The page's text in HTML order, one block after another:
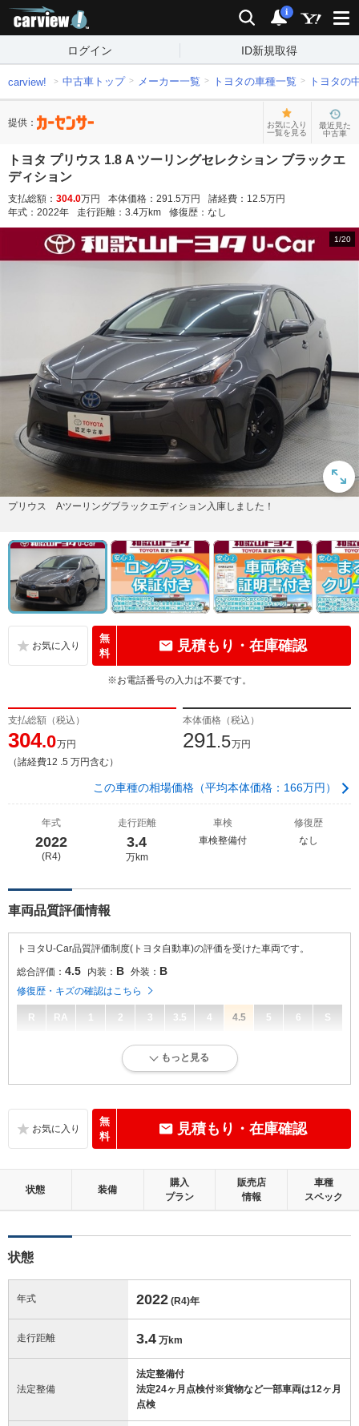
検索 通知
i
ログイン ID新規取得
carview! 中古車トップ メーカー一覧 トヨタの車種一覧 トヨタの
提供：
お気に入り
一覧を見る
最近見た
中古車
トヨタ プリウス 1.8 A ツーリングセレクション ブラックエ
ディション
支払総額： 304.0万円 本体価格： 291.5万円 諸経費： 12.5万円
年式： 2022年 走行距離： 3.4万km 修復歴： なし
1/20
プリウス Aツーリングブラックエディション入庫しました！
無
料
見積もり・在庫確認
※お電話番号の入力は不要です。
支払総額（税込）
304.0万円
（諸経費12 .5 万円含む）
本体価格（税込）
291.5万円
この車種の相場価格（平均本体価格：166万円）
年式
2022
(R4)
走行距離
3.4
万km
車検
車検整備付
修復歴
なし
車両品質評価情報
トヨタU-Car品質評価制度(トヨタ自動車)の評価を受けた車両です。
総合評価： 4.5 内装： B 外装： B
修復歴・キズの確認はこちら
R RA 1 2 3 3.5 4 4.5 5 6 S
走行距離が10万キロ以内で、きれいな状態です。
いたみ、汚れなどは少なく、全体的に良好な状態です。
とんどない良好な状態です。
もっと見る
無
料
見積もり・在庫確認
状態 装備
購入
プラン
販売店
情報
車種
スペック
状態
年式 2022 (R4)年
走行距離 3.4 万km
法定整備
法定整備付
法定24ヶ月点検付※貨物など一部車両は12ヶ月
点検